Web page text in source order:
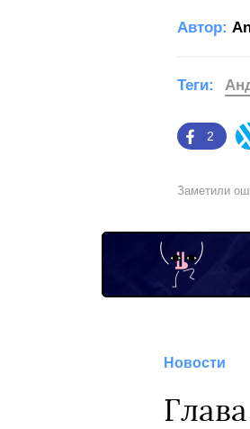
Автор:
2
Теги:
Заметили
Новости